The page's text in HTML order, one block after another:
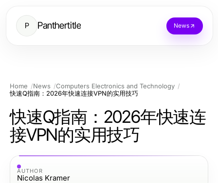
P Panthertitle News
Home News
Computers Electronics and Technology
快速Q指南：2026年快速连接VPN的实用技巧
快速Q指南：2026年快速连
接VPN的实用技巧
AUTHOR
Nicolas Kramer